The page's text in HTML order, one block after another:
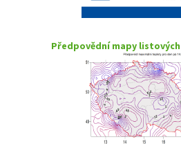
Předpovědní mapy